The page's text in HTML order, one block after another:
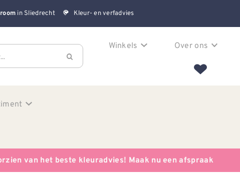
in Sliedrecht Kleur- en verfadvies
Winkels Over ons
van het beste kleuradvies! Maak nu een afspraak